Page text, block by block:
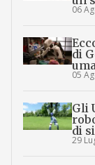
06
di
05
Gli
di
29